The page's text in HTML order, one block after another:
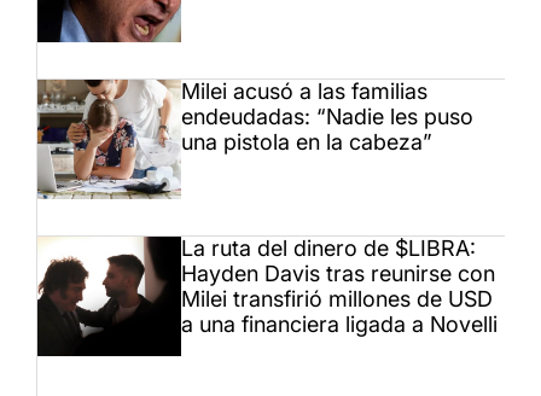
Milei acusó a las familias
endeudadas: “Nadie les puso
una pistola en la cabeza”
La ruta del dinero de $LIBRA:
Hayden Davis tras reunirse con
Milei transfirió millones de USD
a una financiera ligada a Novelli